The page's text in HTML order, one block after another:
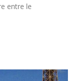
entre le